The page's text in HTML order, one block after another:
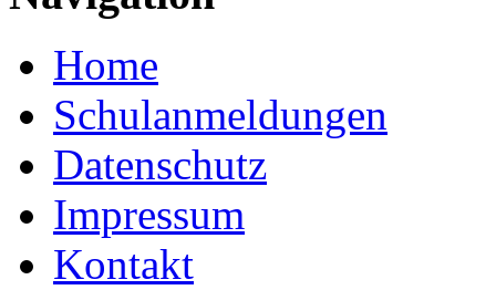
Home
Schulanmeldungen
Datenschutz
Impressum
Kontakt